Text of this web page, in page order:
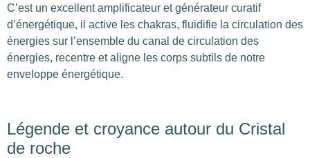
C’est un excellent amplificateur et générateur curatif
d’énergétique, il active les chakras, fluidifie la circulation des
énergies sur l’ensemble du canal de circulation des
énergies, recentre et aligne les corps subtils de notre
enveloppe énergétique.
Légende et croyance autour du Cristal
de roche